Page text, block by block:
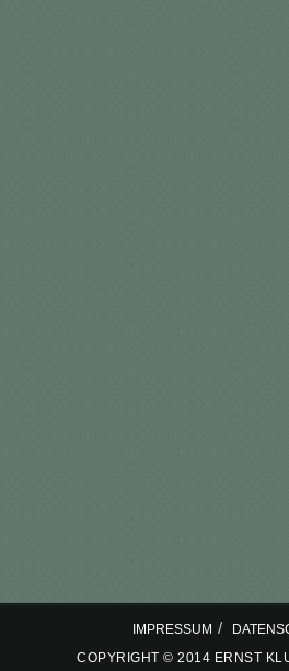
IMPRESSUM /
COPYRIGHT © 2014 ERNST